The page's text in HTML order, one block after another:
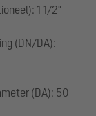
1 1/2"
(DN/DA):
(DA): 50